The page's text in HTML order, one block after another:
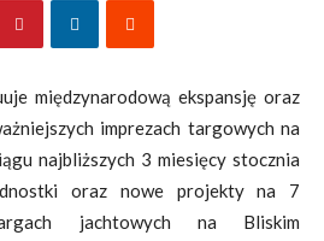
międzynarodową ekspansję oraz
imprezach targowych na
najbliższych 3 miesięcy stocznia
oraz nowe projekty na 7
jachtowych na Bliskim